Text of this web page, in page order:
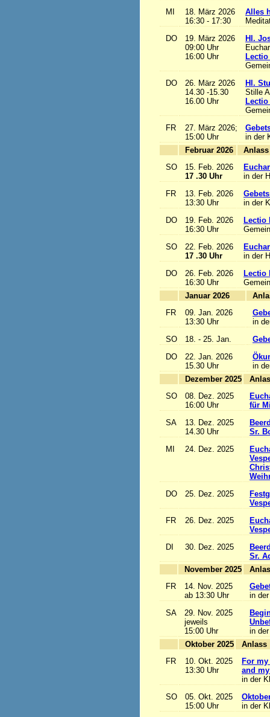
MI
18. März 2026
16:30 - 17:30
Alles
DO
19. März 2026
09:00 Uhr
16:00 Uhr
Hl.
DO
26. März 2026
14.30 -15.30
16.00 Uhr
Hl.
Stille
FR
27. März 2026;
15:00 Uhr
in der
Februar 2026
SO
15. Feb. 2026
17 .30 Uhr
in der
FR
13. Feb. 2026
13:30 Uhr
in der
DO
19. Feb. 2026
16:30 Uhr
Lectio
SO
22. Feb. 2026
17 .30 Uhr
in der
DO
26. Feb. 2026
16:30 Uhr
Lectio
Januar 2026
FR
09. Jan. 2026
13:30 Uhr
in
SO
18. - 25. Jan.
DO
22. Jan. 2026
15.30 Uhr
in
Dezember 2025
SO
08. Dez. 2025
16:00 Uhr
für
SA
13. Dez. 2025
14.30 Uhr
Sr.
MI
24. Dez. 2025
DO
25. Dez. 2025
FR
26. Dez. 2025
DI
30. Dez. 2025
Sr.
November 2025
FR
14. Nov. 2025
ab 13:30 Uhr
in
SA
29. Nov. 2025
jeweils
15:00 Uhr
in
Oktober 2025
FR
10. Okt. 2025
13:30 Uhr
For
and
in der
SO
05. Okt. 2025
15:00 Uhr
in der